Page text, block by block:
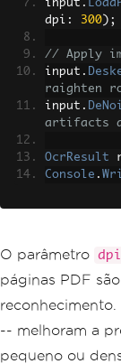
input .
dpi : 300 );
// Apply
input .
raighten
input .
artifacts
OcrResult
Console .
O parâmetro dpi
páginas PDF
-- melhoram a
pequeno ou